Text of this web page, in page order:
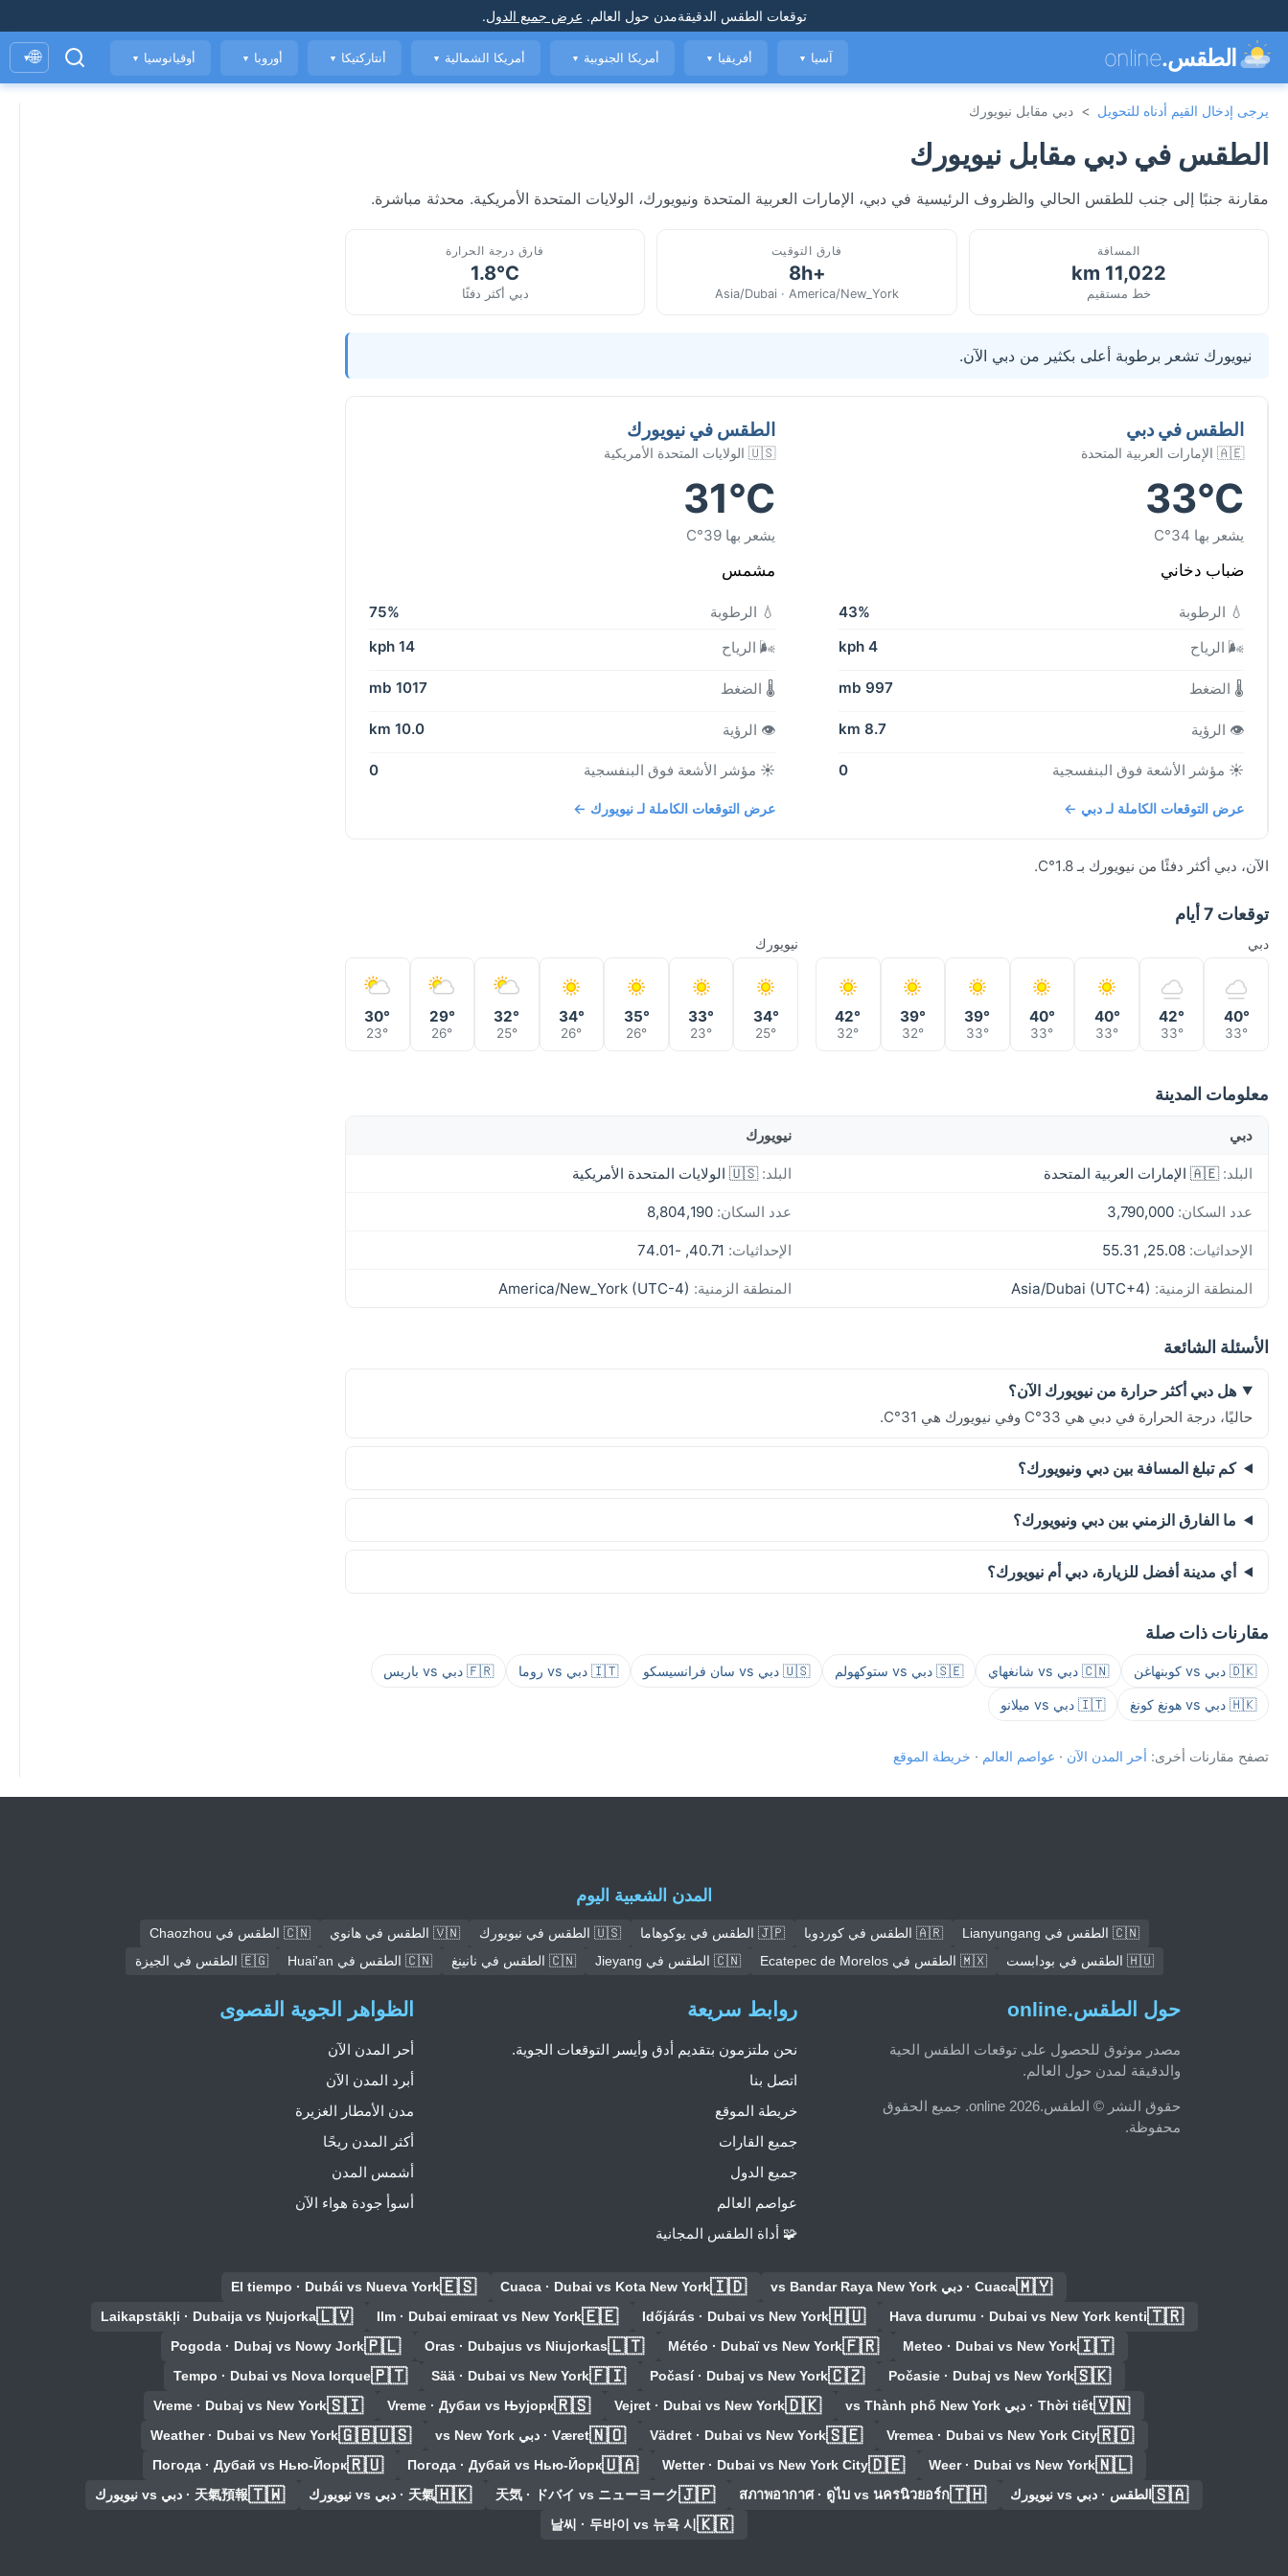
توقعات الطقس الدقيقةمدن حول العالم. عرض جميع الدول.
الطقس.online آسيا ▼ أفريقيا ▼ أمريكا الجنوبية ▼ أمريكا الشمالية ▼ أنتاركتيكا ▼ أوروبا ▼ أوقيانوسيا ▼
🌐
▾
يرجى إدخال القيم أدناه للتحويل > دبي مقابل نيويورك
الطقس في دبي مقابل نيويورك
مقارنة جنبًا إلى جنب للطقس الحالي والظروف الرئيسية في دبي، الإمارات العربية المتحدة ونيويورك، الولايات المتحدة الأمريكية. محدثة مباشرة.
المسافة
11,022 km
خط مستقيم
فارق التوقيت
+8h
Asia/Dubai · America/New_York
فارق درجة الحرارة
1.8°C
دبي أكثر دفئًا
نيويورك تشعر برطوبة أعلى بكثير من دبي الآن.
الطقس في دبي
🇦🇪 الإمارات العربية المتحدة
33°C
يشعر بها 34°C
ضباب دخاني
💧 الرطوبة
43%
🌬️ الرياح
4 kph
🌡️ الضغط 997 mb
👁️ الرؤية 8.7 km
☀️ مؤشر الأشعة فوق البنفسجية 0
عرض التوقعات الكاملة لـ دبي ←
الطقس في نيويورك
🇺🇸 الولايات المتحدة الأمريكية
31°C
يشعر بها 39°C
مشمس
💧 الرطوبة
75%
🌬️ الرياح
14 kph
🌡️ الضغط 1017 mb
👁️ الرؤية 10.0 km
☀️ مؤشر الأشعة فوق البنفسجية 0
عرض التوقعات الكاملة لـ نيويورك ←
الآن، دبي أكثر دفئًا من نيويورك بـ 1.8°C.
توقعات 7 أيام
دبي
40°
33°
42°
33°
40°
33°
40°
33°
39°
33°
39°
32°
42°
32°
نيويورك
34°
25°
33°
23°
35°
26°
34°
26°
32°
25°
29°
26°
30°
23°
معلومات المدينة
دبي نيويورك
البلد: 🇦🇪 الإمارات العربية المتحدة البلد: 🇺🇸 الولايات المتحدة الأمريكية
عدد السكان: عدد السكان:
الإحداثيات: الإحداثيات:
المنطقة الزمنية: المنطقة الزمنية:
الأسئلة الشائعة
هل دبي أكثر حرارة من نيويورك الآن؟
حاليًا، درجة الحرارة في دبي هي 33°C وفي نيويورك هي 31°C.
كم تبلغ المسافة بين دبي ونيويورك؟
ما الفارق الزمني بين دبي ونيويورك؟
أي مدينة أفضل للزيارة، دبي أم نيويورك؟
مقارنات ذات صلة
🇩🇰 دبي vs كوبنهاغن 🇨🇳 دبي vs شانغهاي 🇸🇪 دبي vs ستوكهولم 🇺🇸 دبي vs سان فرانسيسكو 🇮🇹 دبي vs روما 🇫🇷 دبي vs باريس
🇭🇰 دبي vs هونغ كونغ 🇮🇹 دبي vs ميلانو
تصفح مقارنات أخرى: أحر المدن الآن · عواصم العالم · خريطة الموقع
المدن الشعبية اليوم
🇨🇳 الطقس في Lianyungang 🇦🇷 الطقس في كوردوبا 🇯🇵 الطقس في يوكوهاما 🇺🇸 الطقس في نيويورك 🇻🇳 الطقس في هانوي
🇨🇳 الطقس في Chaozhou
🇭🇺 الطقس في بودابست
🇲🇽 الطقس في Ecatepec de Morelos 🇨🇳 الطقس في Jieyang 🇨🇳 الطقس في نانينغ 🇨🇳 الطقس في Huai'an 🇪🇬 الطقس في الجيزة
حول الطقس.online
مصدر موثوق للحصول على توقعات الطقس الحية
والدقيقة لمدن حول العالم.
حقوق النشر © الطقس.online 2026. جميع الحقوق
محفوظة.
روابط سريعة
نحن ملتزمون بتقديم أدق وأيسر التوقعات الجوية.
اتصل بنا
خريطة الموقع
جميع القارات
جميع الدول
عواصم العالم
🧩 أداة الطقس المجانية
الظواهر الجوية القصوى
أحر المدن الآن
أبرد المدن الآن
مدن الأمطار الغزيرة
أكثر المدن ريحًا
أشمس المدن
أسوأ جودة هواء الآن
🇲🇾Cuaca · دبي vs Bandar Raya New York 🇮🇩
Cuaca · Dubai vs Kota New York
🇪🇸
El tiempo · Dubái vs Nueva York
🇹🇷
Hava durumu · Dubai vs New York kenti
🇭🇺
Időjárás · Dubai vs New York
🇪🇪
Ilm · Dubai emiraat vs New York
🇱🇻
Laikapstākļi · Dubaija vs Ņujorka
🇮🇹
Meteo · Dubai vs New York
🇫🇷
Météo · Dubaï vs New York
🇱🇹
Oras · Dubajus vs Niujorkas
🇵🇱
Pogoda · Dubaj vs Nowy Jork
🇸🇰
Počasie · Dubaj vs New York
🇨🇿
Počasí · Dubaj vs New York
🇫🇮
Sää · Dubai vs New York
🇵🇹
Tempo · Dubai vs Nova Iorque
🇻🇳Thời tiết · دبي vs Thành phố New York 🇩🇰
Vejret · Dubai vs New York
🇷🇸
Vreme · Дубаи vs Њујорк
🇸🇮
Vreme · Dubaj vs New York
🇷🇴
Vremea · Dubai vs New York City
🇸🇪
Vädret · Dubai vs New York
🇳🇴Været · دبي vs New York 🇬🇧🇺🇸
Weather · Dubai vs New York
🇳🇱
Weer · Dubai vs New York
🇩🇪
Wetter · Dubai vs New York City
🇺🇦
Погода · Дубай vs Нью-Йорк
🇷🇺
Погода · Дубай vs Нью-Йорк
🇸🇦 الطقس · دبي vs نيويورك 🇹🇭
สภาพอากาศ · ดูไบ vs นครนิวยอร์ก
🇯🇵
天気 · ドバイ vs ニューヨーク
🇭🇰天氣 · دبي vs نيويورك 🇹🇼天氣預報 · دبي vs نيويورك
🇰🇷
날씨 · 두바이 vs 뉴욕 시